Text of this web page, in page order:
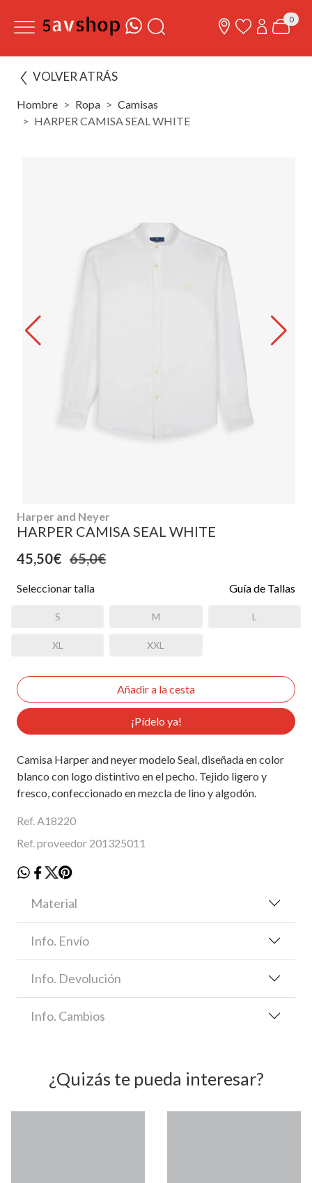
0
VOLVER ATRÁS
Hombre Ropa
Camisas
HARPER CAMISA SEAL WHITE
Harper and Neyer
HARPER CAMISA SEAL WHITE
45,50€ 65,0€
Seleccionar talla Guía de Tallas
S M L
XL XXL
¡Pídelo ya!
Camisa Harper and neyer modelo Seal, diseñada en color
blanco con logo distintivo en el pecho. Tejido ligero y
fresco, confeccionado en mezcla de lino y algodón.
Ref. A18220
Ref. proveedor 201325011
Material
Info. Envío
Info. Devolución
Info. Cambios
¿Quizás te pueda interesar?